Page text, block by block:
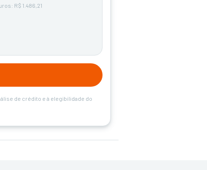
R$ 1.486,21
de crédito e à elegibilidade do